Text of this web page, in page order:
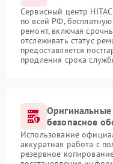
Сервисный центр
по всей РФ,
ремонт, включая
отслеживать статус
предоставляется
продления срока
безопасное
Использование
аккуратная работа с
резервное